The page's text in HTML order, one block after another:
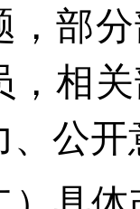
，部
，相
、公